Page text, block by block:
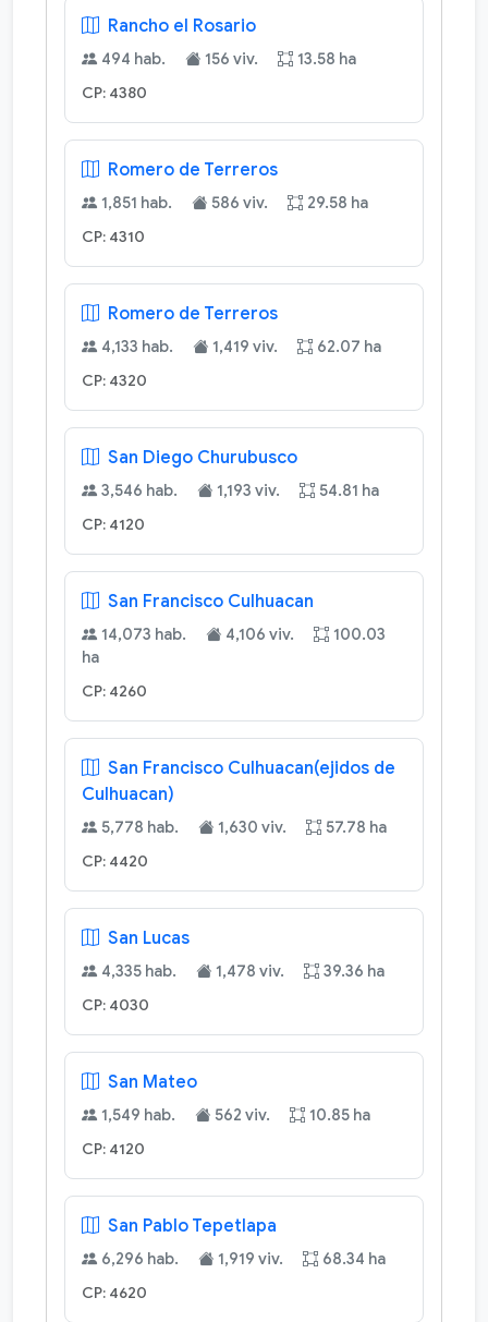
Rancho el Rosario
494 hab. 156 viv. 13.58 ha
CP: 4380
Romero de Terreros
1,851 hab. 586 viv. 29.58 ha
CP: 4310
Romero de Terreros
4,133 hab. 1,419 viv. 62.07 ha
CP: 4320
San Diego Churubusco
3,546 hab. 1,193 viv. 54.81 ha
CP: 4120
San Francisco Culhuacan
14,073 hab. 4,106 viv.
100.03
ha
CP: 4260
San Francisco Culhuacan(ejidos de
Culhuacan)
5,778 hab. 1,630 viv. 57.78 ha
CP: 4420
San Lucas
4,335 hab. 1,478 viv. 39.36 ha
CP: 4030
San Mateo
1,549 hab. 562 viv. 10.85 ha
CP: 4120
San Pablo Tepetlapa
6,296 hab. 1,919 viv. 68.34 ha
CP: 4620